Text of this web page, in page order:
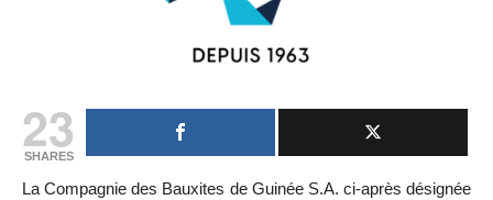
23
SHARES
La Compagnie des Bauxites de Guinée S.A. ci-après désignée